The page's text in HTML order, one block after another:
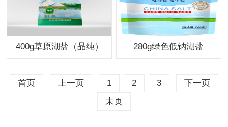
400g草原湖盐（晶纯） 280g绿色低钠湖盐
首页 上一页 1 2 3
下一页
末页